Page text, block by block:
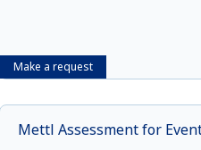
Make a request
Mettl Assessment for